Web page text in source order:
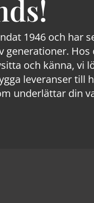
1946 och har
Hos
och känna, vi
leveranser till
underlättar din